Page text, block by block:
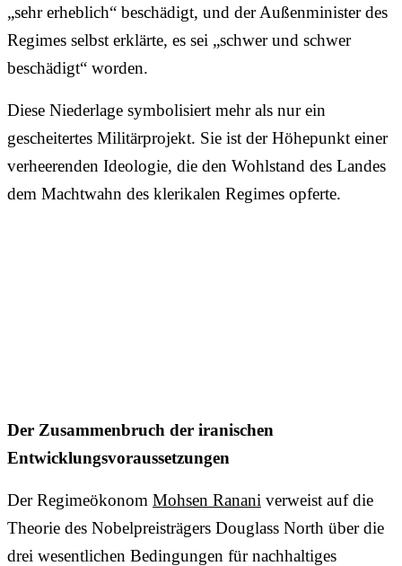
„sehr erheblich“ beschädigt, und der Außenminister des
Regimes selbst erklärte, es sei „schwer und schwer
beschädigt“ worden.
Diese Niederlage symbolisiert mehr als nur ein
gescheitertes Militärprojekt. Sie ist der Höhepunkt einer
verheerenden Ideologie, die den Wohlstand des Landes
dem Machtwahn des klerikalen Regimes opferte.
Der Zusammenbruch der iranischen
Entwicklungsvoraussetzungen
Der Regimeökonom Mohsen Ranani verweist auf die
Theorie des Nobelpreisträgers Douglass North über die
drei wesentlichen Bedingungen für nachhaltiges